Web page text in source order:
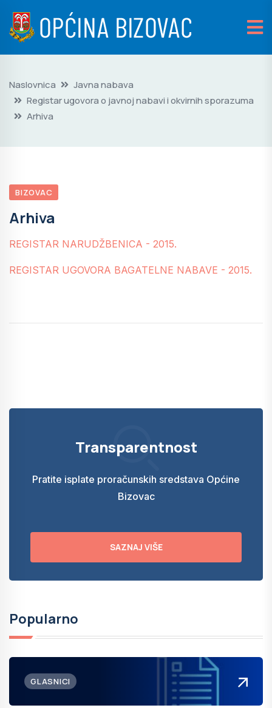
Naslovnica
Javna nabava
Registar ugovora o javnoj nabavi i okvirnih sporazuma
Arhiva
BIZOVAC
Arhiva
REGISTAR NARUDŽBENICA - 2015.
REGISTAR UGOVORA BAGATELNE NABAVE - 2015.
Transparentnost
Pratite isplate proračunskih sredstava Općine
Bizovac
SAZNAJ VIŠE
Popularno
GLASNICI